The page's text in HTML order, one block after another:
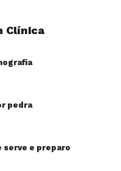
Clínica
pedra
serve e preparo